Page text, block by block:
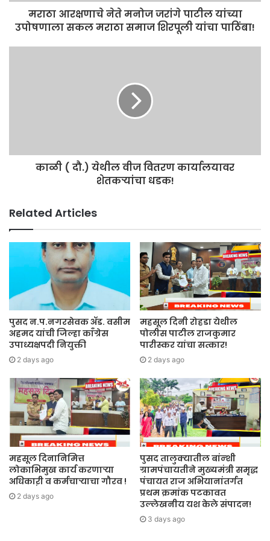
मराठा आरक्षणाचे नेते मनोज जरांगे पाटील यांच्या
उपोषणाला सकल मराठा समाज शिरपूली यांचा पाठिंबा!
काळी ( दौ.) येथील वीज वितरण कार्यालयावर
शेतकऱ्यांचा धडक!
Related Articles
पुसद न.प.नगरसेवक ॲड. वसीम
अहमद यांची जिल्हा काँग्रेस
उपाध्यक्षपदी नियुक्ती
2 days ago
महसूल दिनी रोहडा येथील
पोलीस पाटील राजकुमार
पारीस्कर यांचा सत्कार!
2 days ago
महसूल दिनानिमित्त
लोकाभिमुख कार्य करणाऱ्या
अधिकाऱी व कर्मचाऱ्याचा गौरव !
2 days ago
पुसद तालुक्यातील बांन्शी
ग्रामपंचायतीने मुख्यमंत्री समृद्ध
पंचायत राज अभियानांतर्गत
प्रथम क्रमांक पटकावत
उल्लेखनीय यश केले संपादन!
3 days ago